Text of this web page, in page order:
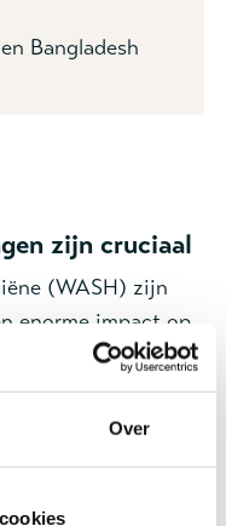
Over
Bangladesh
zijn cruciaal
(WASH) zijn
enorme impact op
kinderen. Water is
op aarde,
mensen – dat is